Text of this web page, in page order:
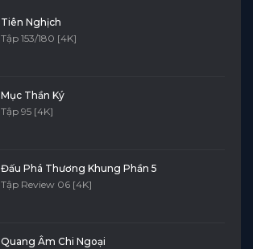
Tiên Nghịch
Tập 153/180 [4K]
Mục Thần Ký
Tập 95 [4K]
Đấu Phá Thương Khung Phần 5
Tập Review 06 [4K]
Quang Âm Chi Ngoại